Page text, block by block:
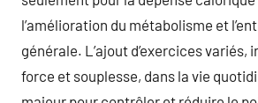
l’amélioration du métabolisme et
générale. L’ajout d’exercices variés,
force et souplesse, dans la vie